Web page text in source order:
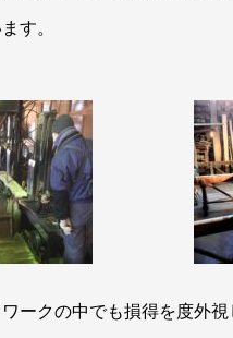
す。
ークの中でも損得を度外